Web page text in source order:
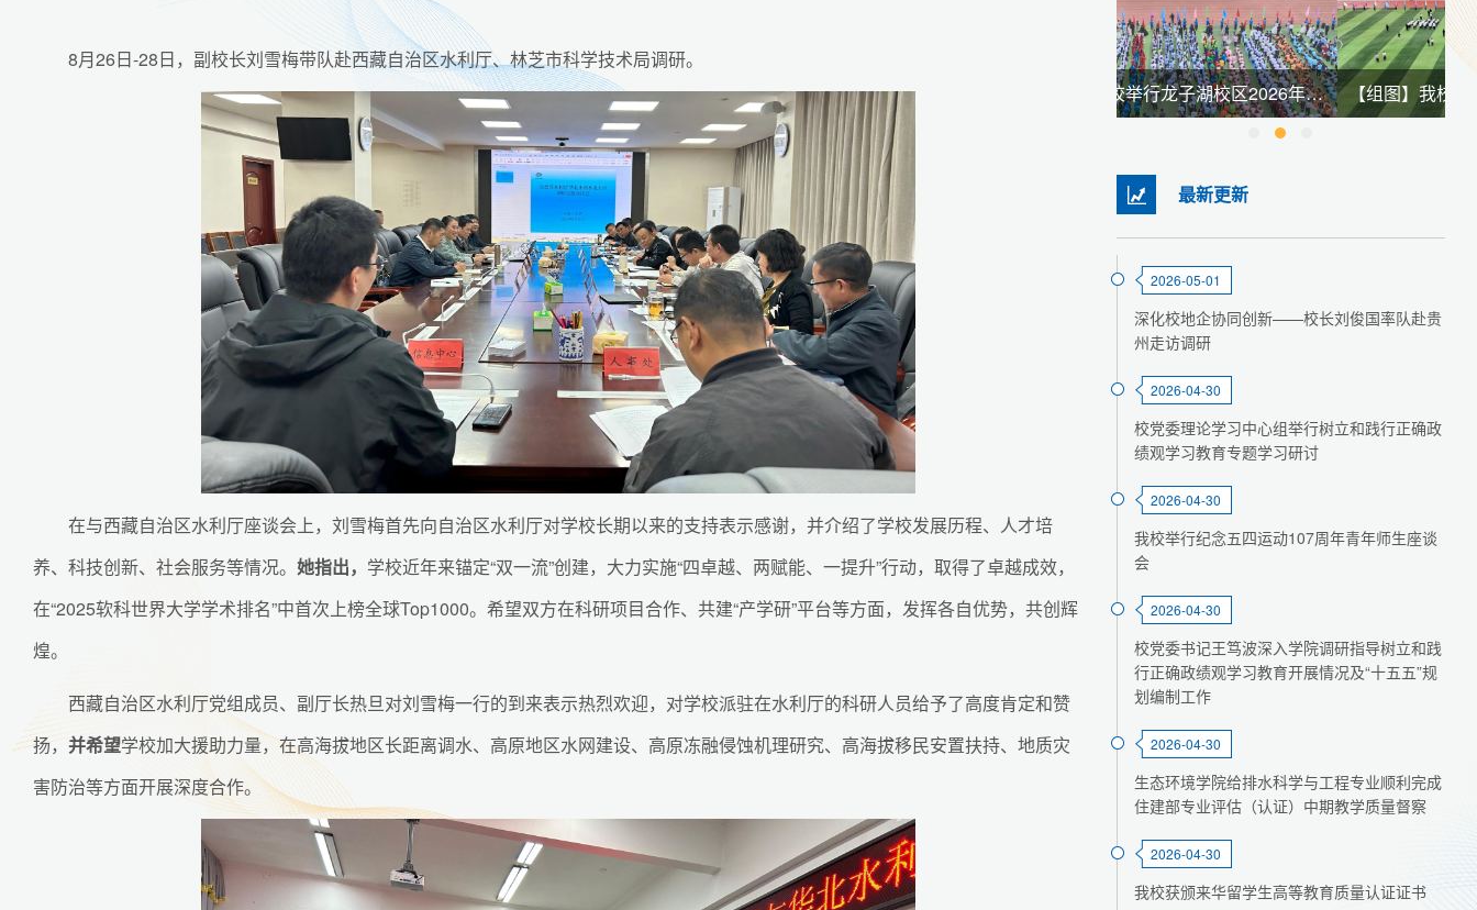
8月26日-28日，副校长刘雪梅带队赴西藏自治区水利厅、林芝市科学技术局调研。
在与西藏自治区水利厅座谈会上，刘雪梅首先向自治区水利厅对学校长期以来的支持表示感谢，并介绍了学校发展历程、人才培
养、科技创新、社会服务等情况。 她指出， 学校近年来锚定“双一流”创建，大力实施“四卓越、两赋能、一提升”行动，取得了卓越成效，
在“2025软科世界大学学术排名”中首次上榜全球Top1000。希望双方在科研项目合作、共建“产学研”平台等方面，发挥各自优势，共创辉
煌。
西藏自治区水利厅党组成员、副厅长热旦对刘雪梅一行的到来表示热烈欢迎，对学校派驻在水利厅的科研人员给予了高度肯定和赞
扬， 并希望学校加大援助力量，在高海拔地区长距离调水、高原地区水网建设、高原冻融侵蚀机理研究、高海拔移民安置扶持、地质灾
害防治等方面开展深度合作。
【组图】我校举行江淮校区2026年春季田径运动会暨全民健身大会 【组图】2026年初冬逢雪 与君共赏 【组图】我校举行江淮校区2026年春季田径运动会暨全民健身大会
最新更新
2026-05-01
深化校地企协同创新——校长刘俊国率队赴贵
州走访调研
2026-04-30
校党委理论学习中心组举行树立和践行正确政
绩观学习教育专题学习研讨
2026-04-30
我校举行纪念五四运动107周年青年师生座谈
会
2026-04-30
校党委书记王笃波深入学院调研指导树立和践
行正确政绩观学习教育开展情况及“十五五”规
划编制工作
2026-04-30
生态环境学院给排水科学与工程专业顺利完成
住建部专业评估（认证）中期教学质量督察
2026-04-30
我校获颁来华留学生高等教育质量认证证书